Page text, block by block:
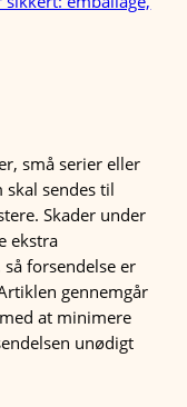
små serier eller
sendes til
Skader under
ekstra
forsendelse er
gennemgår
at minimere
unødigt